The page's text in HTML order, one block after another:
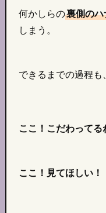
何かしらの裏側のハ
しまう。
できるまでの過程も
ここ！こだわってる
ここ！見てほしい！